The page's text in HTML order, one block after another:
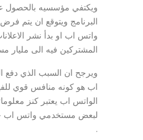
البرنامج ويتوقع ان يتم
واتس اب او بدأ نشر
المشتركين فيه الى مليار
ويرجح ان السبب الذي
اب هو كونه منافس قوي
الواتس اب يعتبر كنز
لبعض مستخدمي واتس اب
.